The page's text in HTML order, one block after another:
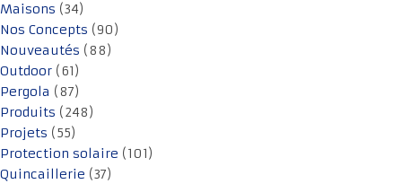
Maisons (34)
Nos Concepts (90)
Nouveautés (88)
Outdoor (61)
Pergola (87)
Produits (248)
Projets (55)
Protection solaire (101)
Quincaillerie (37)